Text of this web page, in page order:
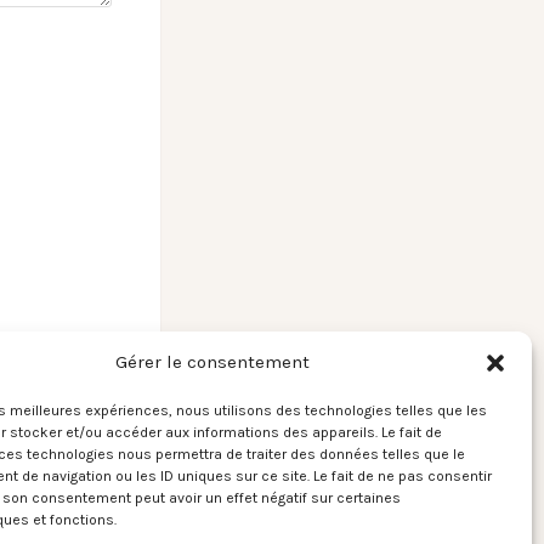
Gérer le consentement
meilleures expériences, nous utilisons des technologies telles que les
stocker et/ou accéder aux informations des appareils. Le fait de
technologies nous permettra de traiter des données telles que le
de navigation ou les ID uniques sur ce site. Le fait de ne pas consentir
son consentement peut avoir un effet négatif sur certaines
et fonctions.
Chic Planète,
dessus ! →